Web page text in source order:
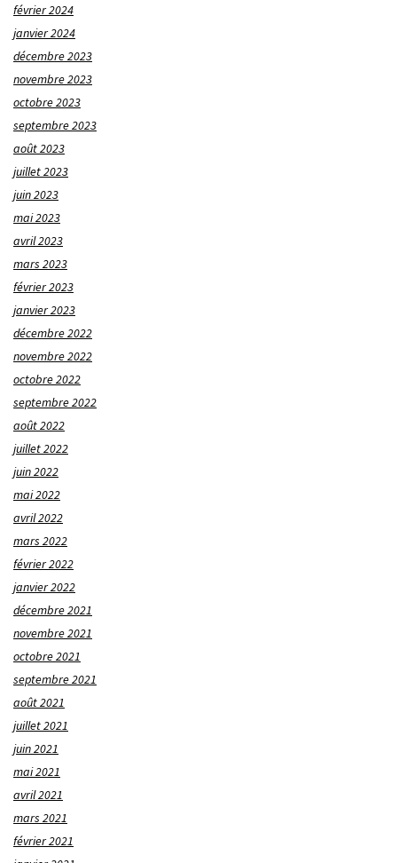
février 2024
janvier 2024
décembre 2023
novembre 2023
octobre 2023
septembre 2023
août 2023
juillet 2023
juin 2023
mai 2023
avril 2023
mars 2023
février 2023
janvier 2023
décembre 2022
novembre 2022
octobre 2022
septembre 2022
août 2022
juillet 2022
juin 2022
mai 2022
avril 2022
mars 2022
février 2022
janvier 2022
décembre 2021
novembre 2021
octobre 2021
septembre 2021
août 2021
juillet 2021
juin 2021
mai 2021
avril 2021
mars 2021
février 2021